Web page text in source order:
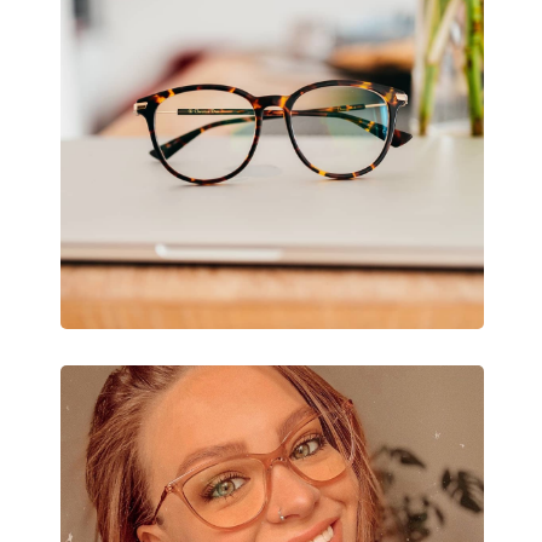
Slnečný klip:
Nie
Príslušenstvo
Puzdro:
Áno
Čistiaca handrička:
Áno
Kategória:
Dioptrické
Značka:
Hugo Boss
Kód:
1517 2W8 17 57